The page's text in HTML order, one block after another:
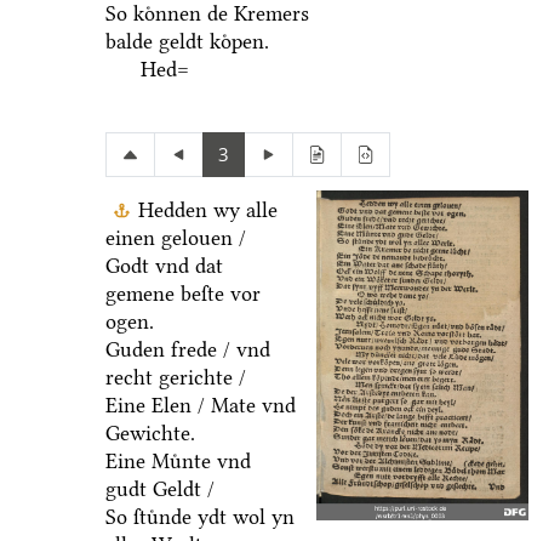
So koͤnnen de Kremers
balde geldt koͤpen.
Hed=
3
Hedden wy alle
einen gelouen /
Godt vnd dat
gemene beſte vor
ogen.
Guden frede / vnd
recht gerichte /
Eine Elen / Mate vnd
Gewichte.
Eine Muͤnte vnd
gudt Geldt /
So ſtuͤnde ydt wol yn